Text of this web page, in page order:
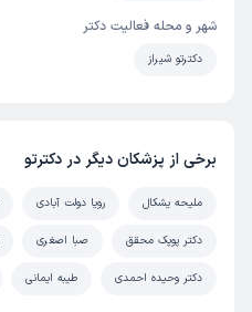
شهر و محله فعالیت دکتر
دکترتو شیراز
برخی از پزشکان دیگر در دکترتو
ملیحه یشکال رویا دولت آبادی
دکتر پوپک محقق صبا اصغری
دکتر وحیده احمدی طیبه ایمانی